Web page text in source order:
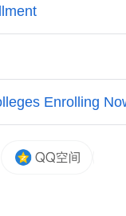
加考试。
考幼儿园、小
科及以上学历
教师资格，应